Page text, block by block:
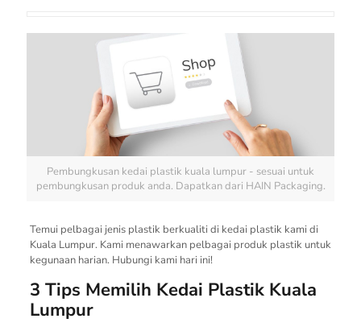
Pembungkusan kedai plastik kuala lumpur - sesuai untuk
pembungkusan produk anda. Dapatkan dari HAIN Packaging.
Temui pelbagai jenis plastik berkualiti di kedai plastik kami di
Kuala Lumpur. Kami menawarkan pelbagai produk plastik untuk
kegunaan harian. Hubungi kami hari ini!
3 Tips Memilih Kedai Plastik Kuala
Lumpur